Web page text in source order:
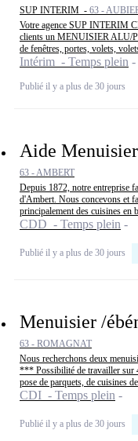
SUP INTERIM - 63 -
Votre agence SUP INTERIM
clients un MENUISIER ALU/
de fenêtres, portes, volets,
Intérim - Temps plein
Publié il y a plus de 30 jours
Aide
63 - AMBERT
Depuis 1872, notre entreprise
d'Ambert. Nous concevons et
principalement des cuisines en
CDD - Temps plein
Publié il y a plus de 30 jours
Menuisier /
63 - ROMAGNAT
Nous recherchons deux
*** Possibilité de travailler
pose de parquets, de cuisines
CDI - Temps plein
Publié il y a plus de 30 jours